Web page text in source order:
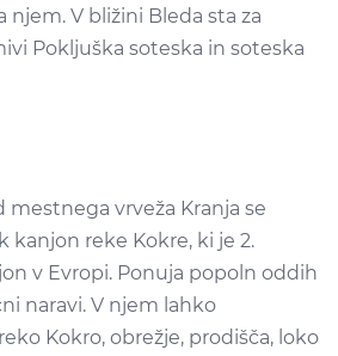
V bližini Bleda sta za
Pokljuška soteska in soteska
mestnega vrveža Kranja se
kanjon reke Kokre, ki je 2.
v Evropi. Ponuja popoln oddih
naravi. V njem lahko
Kokro, obrežje, prodišča, loko